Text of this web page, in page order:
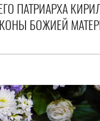
ПАТРИАРХА
БОЖИЕЙ